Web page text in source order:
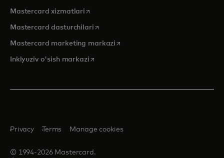
Mastercard xizmatlari opens in a new tab
Mastercard dasturchilariopens in a new tab
Mastercard marketing markazi opens in a new tab
Inklyuziv o'sish markaziopens in a new tab
© 1994-2026 Mastercard.
Privacy Terms Manage cookies